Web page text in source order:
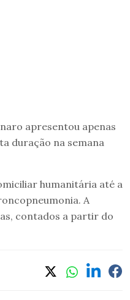
apresentou apenas
duração na semana
humanitária até a
A
contados a partir do